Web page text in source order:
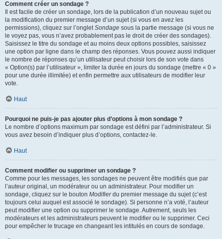
Comment créer un sondage ?
Il est facile de créer un sondage, lors de la publication d’un nouveau sujet ou
la modification du premier message d’un sujet (si vous en avez les
permissions), cliquez sur l’ongletSondage sous la partie message (si vous ne
le voyez pas, vous n’avez probablement pas le droit de créer des sondages).
Saisissez le titre du sondage et au moins deux options possibles, saisissez
une option par ligne dans le champ des réponses. Vous pouvez aussi indiquer
le nombre de réponses qu’un utilisateur peut choisir lors de son vote dans
« Option(s) par l’utilisateur », limiter la durée en jours du sondage (mettre « 0 »
pour une durée illimitée) et enfin permettre aux utilisateurs de modifier leur
vote.
Haut
Pourquoi ne puis-je pas ajouter plus d’options à mon sondage ?
Le nombre d’options maximum par sondage est défini par l’administrateur. Si
vous avez besoin d’indiquer plus d’options, contactez-le.
Haut
Comment modifier ou supprimer un sondage ?
Comme pour les messages, les sondages ne peuvent être modifiés que par
l’auteur original, un modérateur ou un administrateur. Pour modifier un
sondage, cliquez sur le bouton Modifierdu premier message du sujet (c’est
toujours celui auquel est associé le sondage). Si personne n’a voté, l’auteur
peut modifier une option ou supprimer le sondage. Autrement, seuls les
modérateurs et les administrateurs peuvent le modifier ou le supprimer. Ceci
pour empêcher le trucage en changeant les intitulés en cours de sondage.